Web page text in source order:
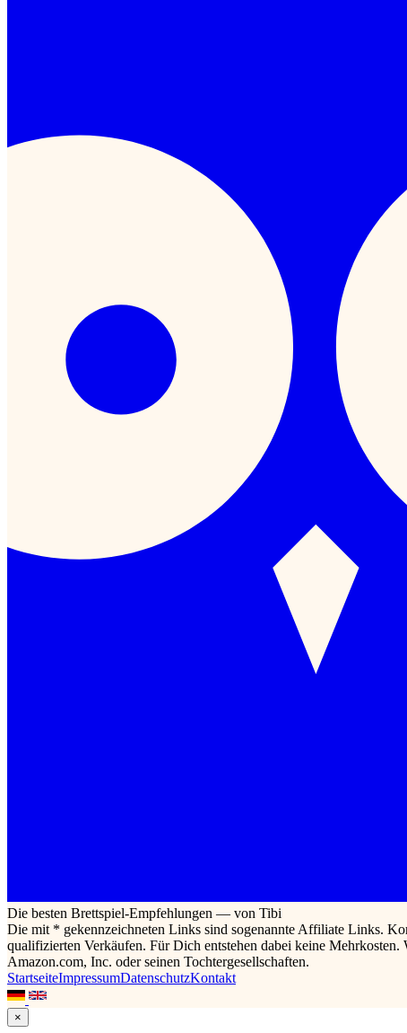
Die besten Brettspiel-Empfehlungen — von Tibi
Die mit * gekennzeichneten Links sind sogenannte Affiliate Links.
qualifizierten Verkäufen. Für Dich entstehen dabei keine
Amazon.com, Inc. oder seinen Tochtergesellschaften.
StartseiteImpressumDatenschutzKontakt
×